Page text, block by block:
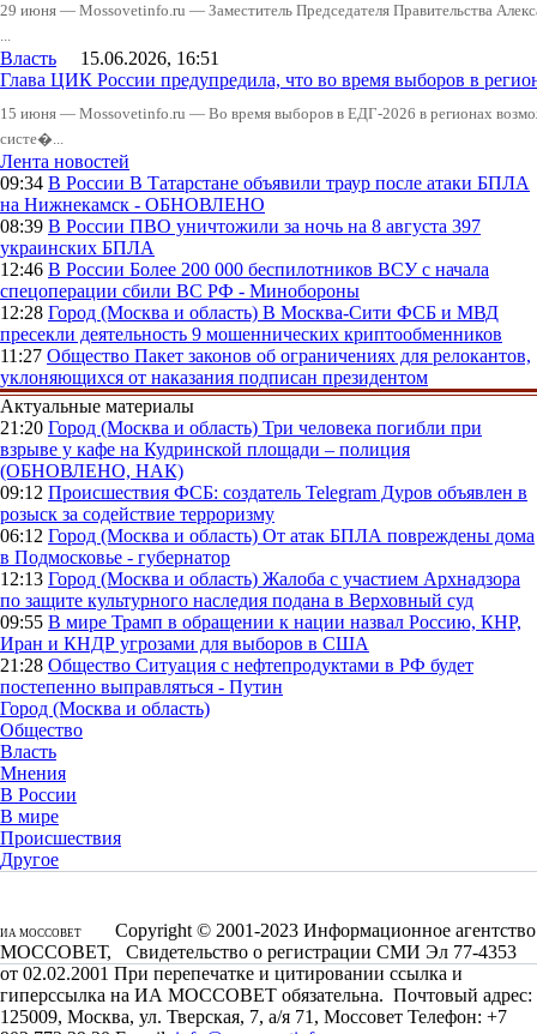
29 июня — Mossovetinfo.ru — Заместитель Председателя Правительства
...
Власть 15.06.2026, 16:51
Глава ЦИК России предупредила, что во время выборов в
15 июня — Mossovetinfo.ru — Во время выборов в ЕДГ-2026 в регионах
систе�...
Лента новостей
09:34 В России В Татарстане объявили траур после атаки БПЛА
на Нижнекамск - ОБНОВЛЕНО
08:39 В России ПВО уничтожили за ночь на 8 августа 397
украинских БПЛА
12:46 В России Более 200 000 беспилотников ВСУ с начала
спецоперации сбили ВС РФ - Минобороны
12:28 Город (Москва и область) В Москва-Сити ФСБ и МВД
пресекли деятельность 9 мошеннических криптообменников
11:27 Общество Пакет законов об ограничениях для релокантов,
уклоняющихся от наказания подписан президентом
Актуальные материалы
21:20 Город (Москва и область) Три человека погибли при
взрыве у кафе на Кудринской площади – полиция
(ОБНОВЛЕНО, НАК)
09:12 Происшествия ФСБ: создатель Telegram Дуров объявлен в
розыск за содействие терроризму
06:12 Город (Москва и область) От атак БПЛА повреждены дома
в Подмосковье - губернатор
12:13 Город (Москва и область) Жалоба с участием Архнадзора
по защите культурного наследия подана в Верховный суд
09:55 В мире Трамп в обращении к нации назвал Россию, КНР,
Иран и КНДР угрозами для выборов в США
21:28 Общество Ситуация с нефтепродуктами в РФ будет
постепенно выправляться - Путин
Город (Москва и область)
Общество
Власть
Мнения
В России
В мире
Происшествия
Другое
ИА МОССОВЕТ
Copyright © 2001-2023 Информационное агентство
МОССОВЕТ, Свидетельство о регистрации СМИ Эл 77-4353
от 02.02.2001 При перепечатке и цитировании ссылка и
гиперссылка на ИА МОССОВЕТ обязательна. Почтовый адрес:
125009, Москва, ул. Тверская, 7, а/я 71, Моссовет Телефон: +7